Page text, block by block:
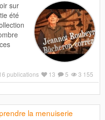
sur
été
3 155
5
13
publications
la menuiserie